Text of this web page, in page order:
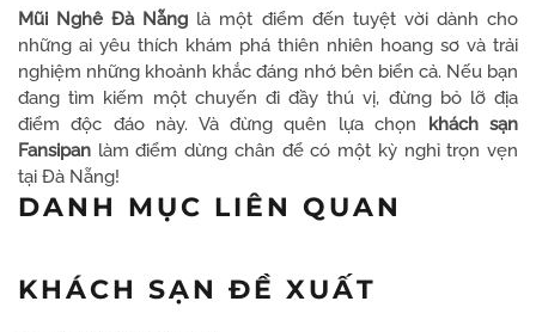
Mũi Nghê Đà Nẵng là một điểm đến tuyệt vời dành cho
những ai yêu thích khám phá thiên nhiên hoang sơ và trải
nghiệm những khoảnh khắc đáng nhớ bên biển cả. Nếu bạn
đang tìm kiếm một chuyến đi đầy thú vị, đừng bỏ lỡ địa
điểm độc đáo này. Và đừng quên lựa chọn khách sạn
Fansipan làm điểm dừng chân để có một kỳ nghỉ trọn vẹn
tại Đà Nẵng!
DANH MỤC LIÊN QUAN
KHÁCH SẠN ĐỀ XUẤT